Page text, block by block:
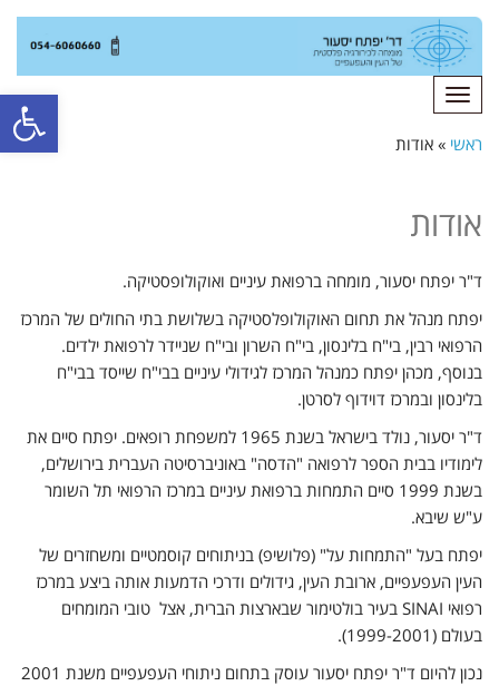
פתח תפריט
ראשי » אודות
אודות
ד"ר יפתח יסעור, מומחה ברפואת עיניים ואוקולופסטיקה.
יפתח מנהל את תחום האוקולופלסטיקה בשלושת בתי החולים של המרכז
הרפואי רבין, בי"ח בלינסון, בי"ח השרון ובי"ח שניידר לרפואת ילדים.
בנוסף, מכהן יפתח כמנהל המרכז לגידולי עיניים בבי"ח שייסד בבי"ח
בלינסון ובמרכז דוידוף לסרטן.
ד"ר יסעור, נולד בישראל בשנת 1965 למשפחת רופאים. יפתח סיים את
לימודיו בבית הספר לרפואה "הדסה" באוניברסיטה העברית בירושלים,
בשנת 1999 סיים התמחות ברפואת עיניים במרכז הרפואי תל השומר
ע"ש שיבא.
יפתח בעל "התמחות על" (פלושיפ) בניתוחים קוסמטיים ומשחזרים של
העין העפעפיים, ארובת העין, גידולים ודרכי הדמעות אותה ביצע במרכז
רפואי SINAI בעיר בולטימור שבארצות הברית, אצל טובי המומחים
בעולם (1999-2001).
נכון להיום ד"ר יפתח יסעור עוסק בתחום ניתוחי העפעפיים משנת 2001